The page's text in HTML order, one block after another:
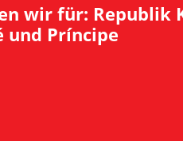
wir für: Republik
und Príncipe